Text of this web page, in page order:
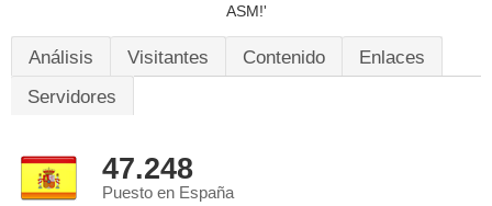
ASM!'
Análisis Visitantes Contenido
Enlaces
Servidores
47.248
Puesto en España